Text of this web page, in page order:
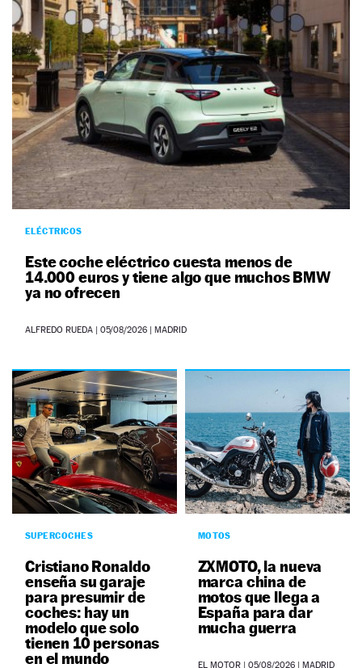
ELÉCTRICOS
Este coche eléctrico cuesta menos de
14.000 euros y tiene algo que muchos BMW
ya no ofrecen
ALFREDO RUEDA 05/08/2026 | MADRID
SUPERCOCHES
Cristiano Ronaldo
enseña su garaje
para presumir de
coches: hay un
modelo que solo
tienen 10 personas
en el mundo
MOTOS
ZXMOTO, la nueva
marca china de
motos que llega a
España para dar
mucha guerra
EL MOTOR | 05/08/2026| MADRID